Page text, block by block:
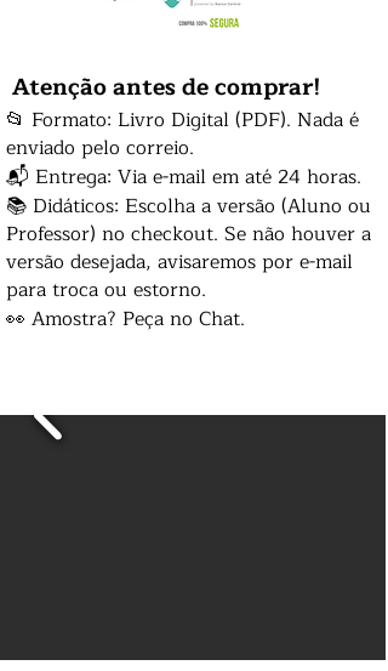
Atenção antes de comprar!
📂 Formato: Livro Digital (PDF). Nada é
enviado pelo correio.
📬 Entrega: Via e-mail em até 24 horas.
📚 Didáticos: Escolha a versão (Aluno ou
Professor) no checkout. Se não houver a
versão desejada, avisaremos por e-mail
para troca ou estorno.
👀 Amostra? Peça no Chat.